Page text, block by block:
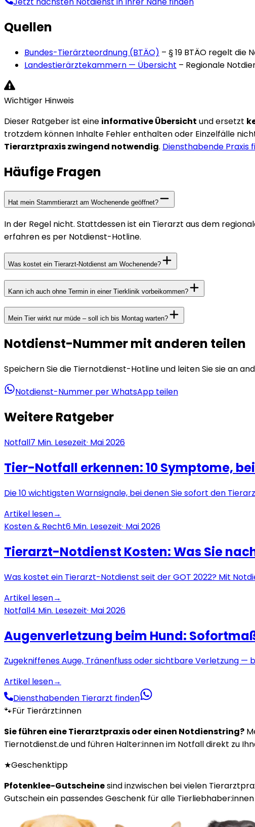
Quellen
Bundes-Tierärzteordnung (BTÄO) – § 19 BTÄO regelt
Landestierärztekammern — Übersicht – Regionale
Wichtiger Hinweis
Dieser Ratgeber ist eine informative Übersicht und ersetzt
trotzdem können Inhalte Fehler enthalten oder Einzelfälle
Tierarztpraxis zwingend notwendig. Diensthabende Praxis
Häufige Fragen
Hat mein Stammtierarzt am Wochenende geöffnet?
In der Regel nicht. Stattdessen ist ein Tierarzt aus dem
erfahren es per Notdienst-Hotline.
Was kostet ein Tierarzt-Notdienst am Wochenende?
Kann ich auch ohne Termin in einer Tierklinik vorbeikommen?
Mein Tier wirkt nur müde – soll ich bis Montag warten?
Notdienst-Nummer mit anderen teilen
Speichern Sie die Tiernotdienst-Hotline und leiten Sie sie an
Notdienst-Nummer per WhatsApp teilen
Weitere Ratgeber
Notfall7 Min. Lesezeit· Mai 2026
Tier-Notfall erkennen: 10 Symptome,
Die 10 wichtigsten Warnsignale, bei denen Sie sofort den
Artikel lesen→
Kosten & Recht6 Min. Lesezeit· Mai 2026
Tierarzt-Notdienst Kosten: Was Sie
Was kostet ein Tierarzt-Notdienst seit der GOT 2022? Mit
Artikel lesen→
Notfall4 Min. Lesezeit· Mai 2026
Augenverletzung beim Hund:
Zugekniffenes Auge, Tränenfluss oder sichtbare Verletzung —
Artikel lesen→
Diensthabenden Tierarzt finden
🐾Für Tierärzt:innen
Sie führen eine Tierarztpraxis oder einen Notdienstring?
Tiernotdienst.de und führen Halter:innen im Notfall direkt zu
★Geschenktipp
Pfotenklee-Gutscheinesind inzwischen bei vielen
Gutschein ein passendes Geschenk für alle